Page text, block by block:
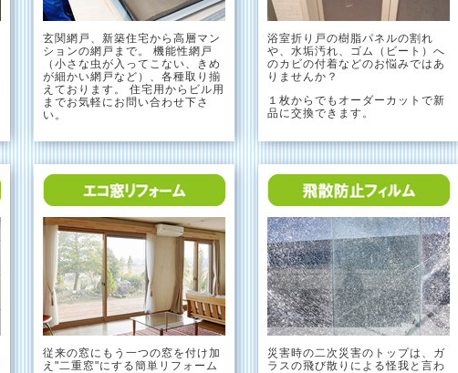
玄関網戸、新築住宅から高層マン
ションの網戸まで。 機能性網戸
（小さな虫が入ってこない、きめ
が細かい網戸など）、各種取り揃
えております。 住宅用からビル用
までお気軽にお問い合わせ下さ
い。
浴室折り戸の樹脂パネルの割れ
や、水垢汚れ、ゴム（ビート）へ
のカビの付着などのお悩みではあ
りませんか？
１枚からでもオーダーカットで新
品に交換できます。
従来の窓にもう一つの窓を付け加
え"二重窓"にする簡単リフォーム
災害時の二次災害のトップは、ガ
ラスの飛び散りによる怪我と言わ